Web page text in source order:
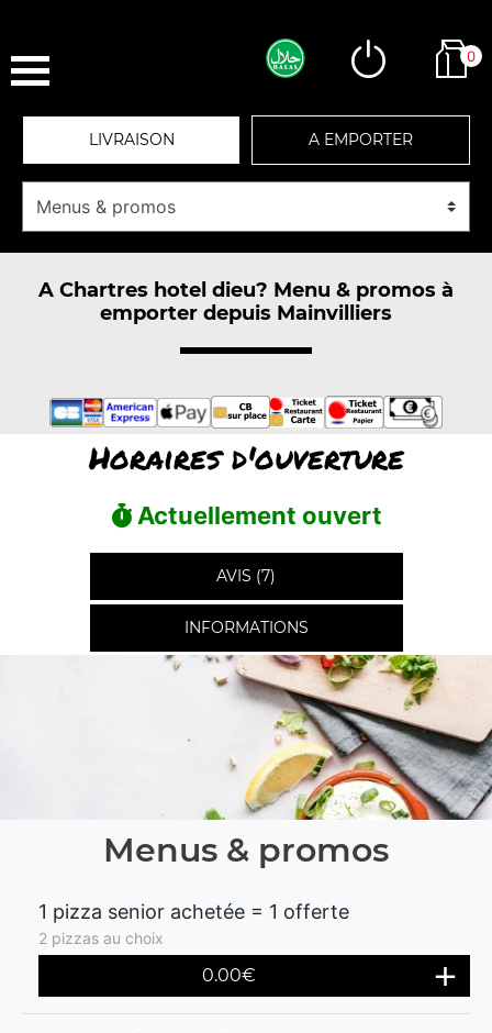
0
LIVRAISON A EMPORTER
A Chartres hotel dieu? Menu & promos à
emporter depuis Mainvilliers
Horaires d'ouverture
Actuellement ouvert
AVIS (7)
INFORMATIONS
Menus & promos
1 pizza senior achetée = 1 offerte
2 pizzas au choix
0.00€